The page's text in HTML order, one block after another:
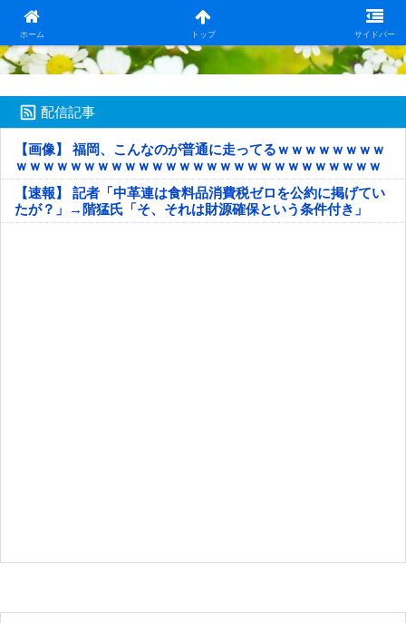
ホーム トップ サイドバー
日本第一！ニュース録
配信記事
【画像】 福岡、こんなのが普通に走ってるｗｗｗｗｗｗｗｗ
ｗｗｗｗｗｗｗｗｗｗｗｗｗｗｗｗｗｗｗｗｗｗｗｗｗｗｗ
ｗｗｗｗｗ
【速報】 記者「中革連は食料品消費税ゼロを公約に掲げてい
たが？」→階猛氏「そ、それは財源確保という条件付き」